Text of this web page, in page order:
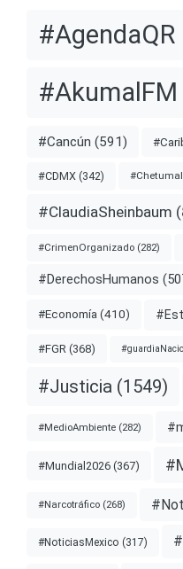
#AgendaQR
#AkumalFM
#Cancún (591)
#CDMX (342) #Chetumal
#ClaudiaSheinbaum
#CrimenOrganizado (282)
#DerechosHumanos
#Economía (410)
#FGR (368)
#Justicia (1549)
#MedioAmbiente (282)
#Mundial2026 (367)
#Narcotráfico (268)
#NoticiasMexico (317)